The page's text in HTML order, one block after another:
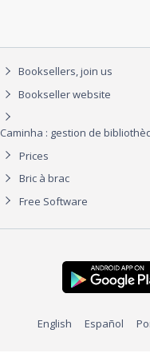
Booksellers, join us
Bookseller website
Caminha : gestion de
Prices
Bric à brac
Free Software
English Español